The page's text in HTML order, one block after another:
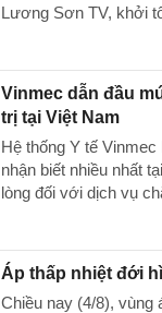
Lương Sơn TV, khởi
Vinmec dẫn đầu
trị tại Việt Nam
Hệ thống Y tế
nhận biết nhiều nhất
lòng đối với dịch vụ
Áp thấp nhiệt đới
Chiều nay (4/8), vùng